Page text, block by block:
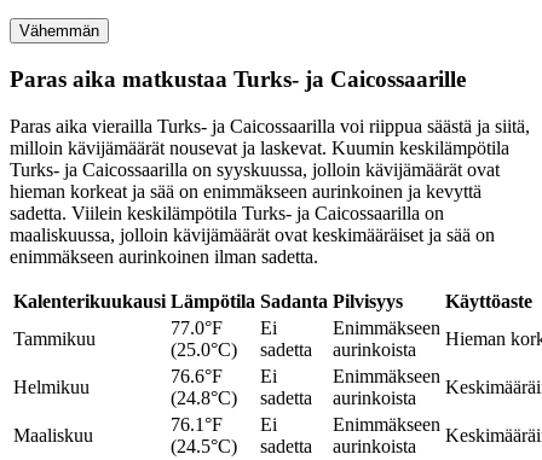
Vähemmän
Paras aika matkustaa Turks- ja Caicossaarille
Paras aika vierailla Turks- ja Caicossaarilla voi riippua säästä ja siitä,
milloin kävijämäärät nousevat ja laskevat. Kuumin keskilämpötila
Turks- ja Caicossaarilla on syyskuussa, jolloin kävijämäärät ovat
hieman korkeat ja sää on enimmäkseen aurinkoinen ja kevyttä
sadetta. Viilein keskilämpötila Turks- ja Caicossaarilla on
maaliskuussa, jolloin kävijämäärät ovat keskimääräiset ja sää on
enimmäkseen aurinkoinen ilman sadetta.
Kalenterikuukausi Lämpötila Sadanta Pilvisyys
Käyttöaste
Tammikuu
77.0°F
(25.0°C)
Ei
sadetta
Enimmäkseen
aurinkoista
Hieman
Helmikuu
76.6°F
(24.8°C)
Ei
sadetta
Enimmäkseen
aurinkoista
Maaliskuu
76.1°F
(24.5°C)
Ei
sadetta
Enimmäkseen
aurinkoista